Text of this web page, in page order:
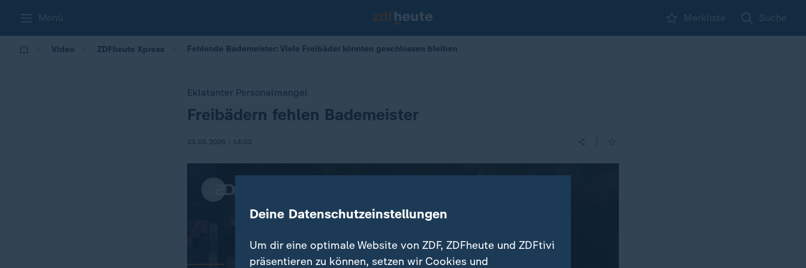
Menü Merkliste Suche
Video ZDFheute Xpress Fehlende Bademeister: Viele Freibäder könnten geschlossen bleiben
Eklatanter Personalmangel
:Freibädern fehlen Bademeister
23.05.2026 | 14:02
Deine Datenschutzeinstellungen
Um dir eine optimale Website von ZDF, ZDFheute und ZDFtivi
präsentieren zu können, setzen wir Cookies und